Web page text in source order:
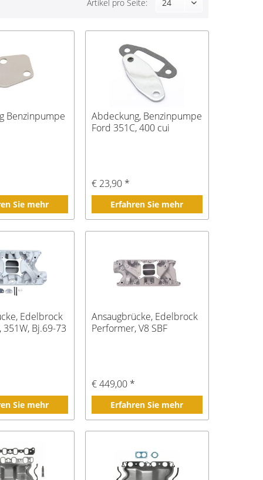
Artikel pro Seite:
Benzinpumpe
Sie mehr
Abdeckung, Benzinpumpe
Ford 351C, 400 cui
€ 23,90 *
Erfahren Sie mehr
Edelbrock
Bj.69-73
Sie mehr
Ansaugbrücke, Edelbrock
Performer, V8 SBF
€ 449,00 *
Erfahren Sie mehr